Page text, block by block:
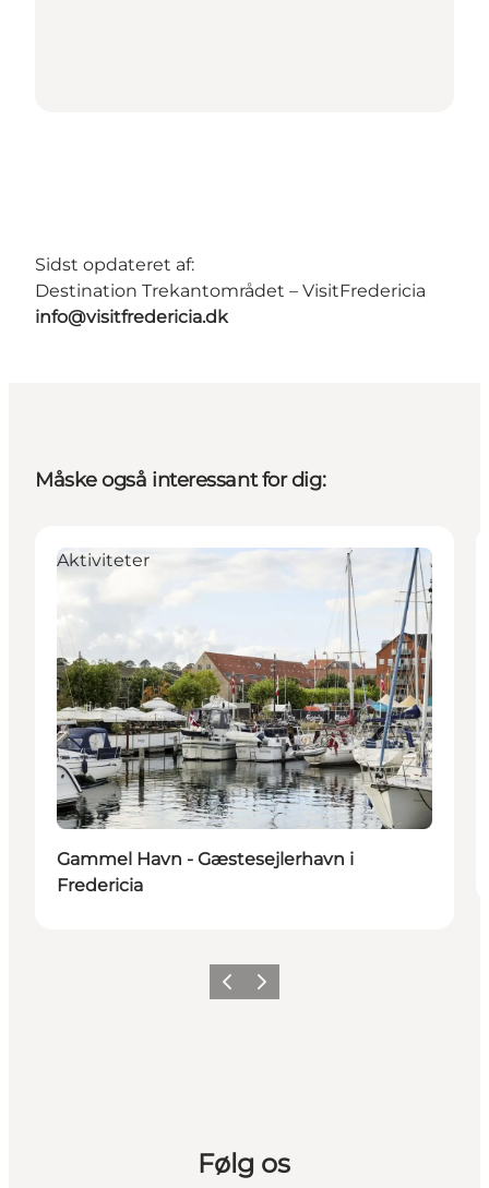
Sidst opdateret af:
Destination Trekantområdet – VisitFredericia
info@visitfredericia.dk
Måske også interessant for dig:
Aktiviteter
Gammel Havn - Gæstesejlerhavn i
Fredericia
Forrige billede
Næste billede
Følg os